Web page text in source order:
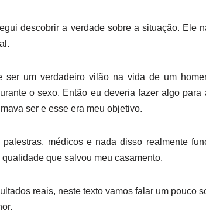
descobrir a verdade sobre a situação. Ele
um verdadeiro vilão na vida de um
o sexo. Então eu deveria fazer algo para
ser e esse era meu objetivo.
médicos e nada disso realmente
que salvou meu casamento.
reais, neste texto vamos falar um pouco